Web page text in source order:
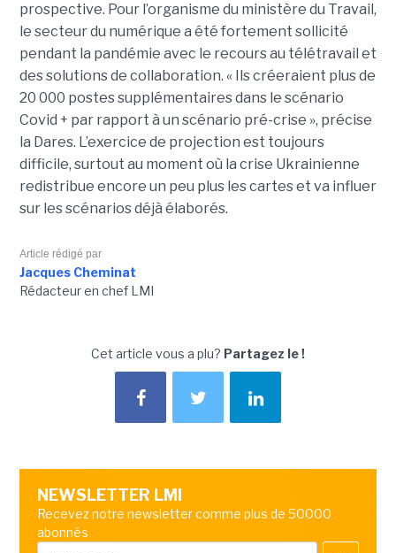
prospective. Pour l’organisme du ministère du Travail,
le secteur du numérique a été fortement sollicité
pendant la pandémie avec le recours au télétravail et
des solutions de collaboration. « Ils créeraient plus de
20 000 postes supplémentaires dans le scénario
Covid + par rapport à un scénario pré-crise », précise
la Dares. L’exercice de projection est toujours
difficile, surtout au moment où la crise Ukrainienne
redistribue encore un peu plus les cartes et va influer
sur les scénarios déjà élaborés.
Article rédigé par
Jacques Cheminat
Rédacteur en chef LMI
Cet article vous a plu? Partagez le !
NEWSLETTER LMI
Recevez notre newsletter comme plus de 50000
abonnés